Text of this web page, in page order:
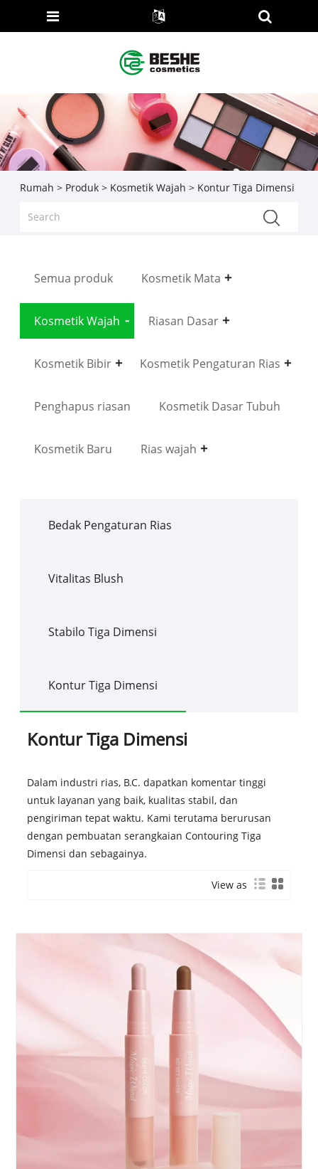
Rumah > Produk> Kosmetik Wajah > Kontur Tiga Dimensi
Semua produk Kosmetik Mata
Kosmetik Wajah Riasan Dasar
Kosmetik Bibir Kosmetik Pengaturan Rias
Penghapus riasan Kosmetik Dasar Tubuh
Kosmetik Baru Rias wajah
Bedak Pengaturan Rias
Vitalitas Blush
Stabilo Tiga Dimensi
Kontur Tiga Dimensi
Kontur Tiga Dimensi
Dalam industri rias, B.C. dapatkan komentar tinggi
untuk layanan yang baik, kualitas stabil, dan
pengiriman tepat waktu. Kami terutama berurusan
dengan pembuatan serangkaian Contouring Tiga
Dimensi dan sebagainya.
View as